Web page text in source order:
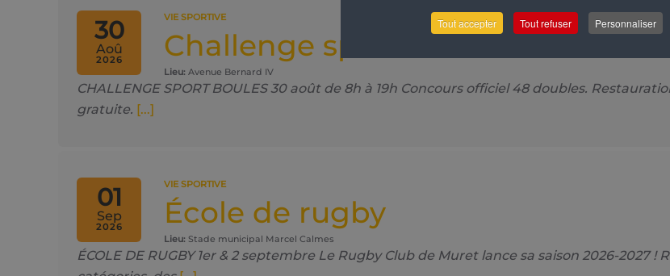
Tout accepter Tout refuser Personnaliser
30
Aoû
2026
VIE SPORTIVE
Challenge sport boules
Lieu: Avenue Bernard IV
CHALLENGE SPORT BOULES 30 août de 8h à 19h Concours officiel 48 doubles.
gratuite. [...]
01
Sep
2026
VIE SPORTIVE
École de rugby
Lieu: Stade municipal Marcel Calmes
ÉCOLE DE RUGBY 1er & 2 septembre Le Rugby Club de Muret lance sa saison 2026-2027